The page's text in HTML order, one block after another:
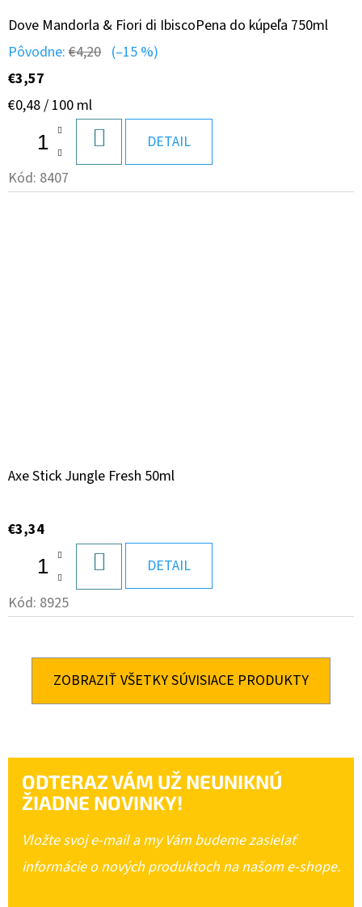
Dove Mandorla & Fiori di IbiscoPena do kúpeľa 750ml
Pôvodne: €4,20 (–15 %)
€3,57
Jednotková
€0,48 / 100 ml
KOŠÍKA
DETAIL
Kód: 8407
Axe Stick Jungle Fresh 50ml
€3,34
KOŠÍKA
DETAIL
Kód: 8925
ZOBRAZIŤ VŠETKY SÚVISIACE PRODUKTY
ODTERAZ VÁM UŽ NEUNIKNÚ
ŽIADNE NOVINKY!
Vložte svoj e-mail a my Vám budeme zasielať
informácie o nových produktoch na našom e-shope.